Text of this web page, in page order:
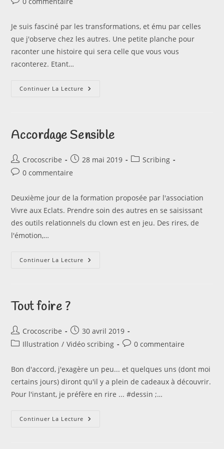
la
publication :
Je suis fasciné par les transformations, et ému par celles
que j'observe chez les autres. Une petite planche pour
raconter une histoire qui sera celle que vous vous
raconterez. Etant…
Continuer La Lecture Transformation
Accordage Sensible
Auteur/autrice
de
Crocoscribe
Publication
publiée :
28 mai 2019
PostScribing
Commentaires
la
publication :
0 commentaire
Deuxième jour de la formation proposée par l'association
Vivre aux Eclats. Prendre soin des autres en se saisissant
des outils relationnels du clown est en jeu. Des rires, de
l'émotion,…
Continuer La Lecture Accordage
Tout foire ?
Auteur/autrice
de
Crocoscribe
Publication
publiée :
30 avril 2019
PostIllustration / Vidéo scribing
Commentaires
la
publication :
0 commentaire
Bon d'accord, j'exagère un peu... et quelques uns (dont moi
certains jours) diront qu'il y a plein de cadeaux à découvrir.
Pour l'instant, je préfère en rire ... #dessin ;…
Continuer La Lecture Tout